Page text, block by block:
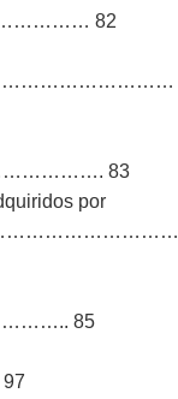
82
83
por
85